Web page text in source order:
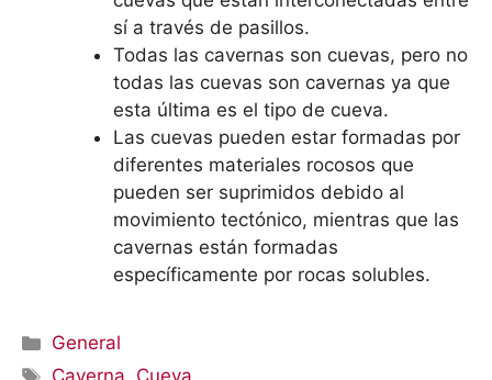
sí a través de pasillos.
Todas las cavernas son cuevas, pero no
todas las cuevas son cavernas ya que
esta última es el tipo de cueva.
Las cuevas pueden estar formadas por
diferentes materiales rocosos que
pueden ser suprimidos debido al
movimiento tectónico, mientras que las
cavernas están formadas
específicamente por rocas solubles.
Categorías
General
Etiquetas